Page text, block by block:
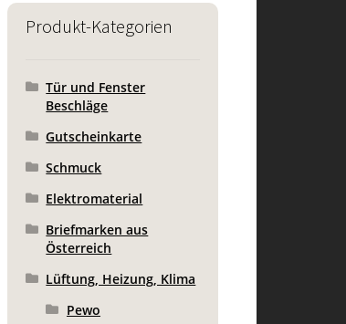
Produkt-Kategorien
Tür und Fenster
Beschläge
Gutscheinkarte
Schmuck
Elektromaterial
Briefmarken aus
Österreich
Lüftung, Heizung, Klima
Pewo